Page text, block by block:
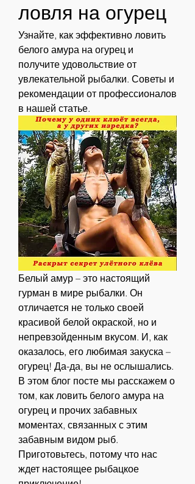
ловля на огурец
Узнайте, как эффективно ловить
белого амура на огурец и
получите удовольствие от
увлекательной рыбалки. Советы и
рекомендации от профессионалов
в нашей статье.
Белый амур – это настоящий
гурман в мире рыбалки. Он
отличается не только своей
красивой белой окраской, но и
непревзойденным вкусом. И, как
оказалось, его любимая закуска –
огурец! Да-да, вы не ослышались.
В этом блог посте мы расскажем о
том, как ловить белого амура на
огурец и прочих забавных
моментах, связанных с этим
забавным видом рыб.
Приготовьтесь, потому что нас
ждет настоящее рыбацкое